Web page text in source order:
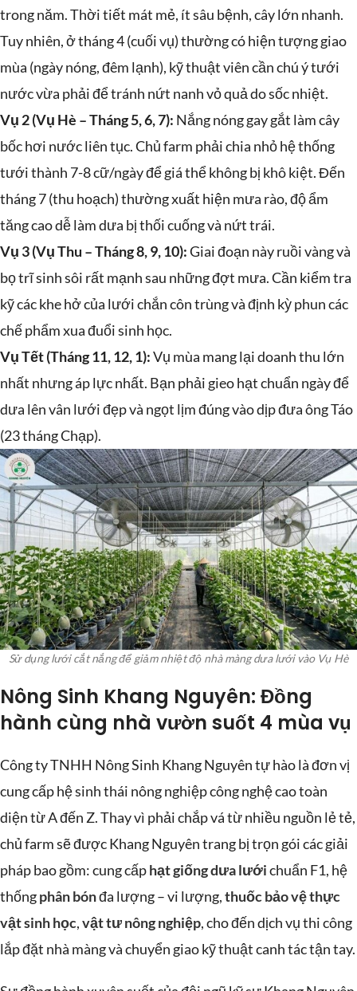
trong năm. Thời tiết mát mẻ, ít sâu bệnh, cây lớn nhanh.
Tuy nhiên, ở tháng 4 (cuối vụ) thường có hiện tượng giao
mùa (ngày nóng, đêm lạnh), kỹ thuật viên cần chú ý tưới
nước vừa phải để tránh nứt nanh vỏ quả do sốc nhiệt.
Vụ 2 (Vụ Hè – Tháng 5, 6, 7): Nắng nóng gay gắt làm cây
bốc hơi nước liên tục. Chủ farm phải chia nhỏ hệ thống
tưới thành 7-8 cữ/ngày để giá thể không bị khô kiệt. Đến
tháng 7 (thu hoạch) thường xuất hiện mưa rào, độ ẩm
tăng cao dễ làm dưa bị thối cuống và nứt trái.
Vụ 3 (Vụ Thu – Tháng 8, 9, 10):Giai đoạn này ruồi vàng và
bọ trĩ sinh sôi rất mạnh sau những đợt mưa. Cần kiểm tra
kỹ các khe hở của lưới chắn côn trùng và định kỳ phun các
chế phẩm xua đuổi sinh học.
Vụ Tết (Tháng 11, 12, 1):Vụ mùa mang lại doanh thu lớn
nhất nhưng áp lực nhất. Bạn phải gieo hạt chuẩn ngày để
dưa lên vân lưới đẹp và ngọt lịm đúng vào dịp đưa ông Táo
(23 tháng Chạp).
Sử dụng lưới cắt nắng để giảm nhiệt độ nhà màng dưa lưới vào Vụ Hè
Nông Sinh Khang Nguyên: Đồng
hành cùng nhà vườn suốt 4 mùa vụ
Công ty TNHH Nông Sinh Khang Nguyên tự hào là đơn vị
cung cấp hệ sinh thái nông nghiệp công nghệ cao toàn
diện từ A đến Z. Thay vì phải chắp vá từ nhiều nguồn lẻ tẻ,
chủ farm sẽ được Khang Nguyên trang bị trọn gói các giải
pháp bao gồm: cung cấphạt giống dưa lướichuẩn F1, hệ
thốngphân bónđa lượng – vi lượng,thuốc bảo vệ thực
vật sinh học,vật tư nông nghiệp, cho đến dịch vụ thi công
lắp đặt nhà màng và chuyển giao kỹ thuật canh tác tận tay.